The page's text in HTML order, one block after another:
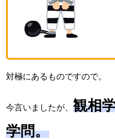
対極にあるものですので。
今言いましたが、 観相
学問。